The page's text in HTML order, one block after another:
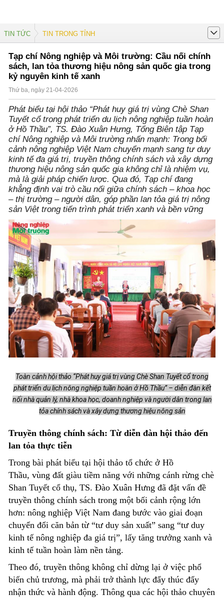
TIN TỨC TIN TRONG TỈNH
Tạp chí Nông nghiệp và Môi trường: Cầu nối chính
sách, lan tỏa thương hiệu nông sản quốc gia trong
kỷ nguyên kinh tế xanh
Thứ ba, ngày 21-04-2026
Phát biểu tại hội thảo “Phát huy giá trị vùng Chè Shan
Tuyết cổ trong phát triển du lịch nông nghiệp tuần hoàn
ở Hồ Thầu”, TS. Đào Xuân Hưng, Tổng Biên tập Tạp
chí Nông nghiệp và Môi trường nhấn mạnh: Trong bối
cảnh nông nghiệp Việt Nam chuyển mạnh sang tư duy
kinh tế đa giá trị, truyền thông chính sách và xây dựng
thương hiệu nông sản quốc gia không chỉ là nhiệm vụ,
mà là giải pháp chiến lược. Qua đó, Tạp chí đang
khẳng định vai trò cầu nối giữa chính sách – khoa học
– thị trường – người dân, góp phần lan tỏa giá trị nông
sản Việt trong tiến trình phát triển xanh và bền vững
Toàn cảnh hội thảo “Phát huy giá trị vùng Chè Shan Tuyết cổ trong
phát triển du lịch nông nghiệp tuần hoàn ở Hồ Thầu” – diễn đàn kết
nối nhà quản lý, nhà khoa học, doanh nghiệp và người dân trong lan
tỏa chính sách và xây dựng thương hiệu nông sản
Truyền thông chính sách: Từ diễn đàn hội thảo đến
lan tỏa thực tiễn
Trong bài phát biểu tại hội thảo tổ chức ở Hồ
Thầu, vùng đất giàu tiềm năng với những cánh rừng chè
Shan Tuyết cổ thụ, TS. Đào Xuân Hưng đã đặt vấn đề
truyền thông chính sách trong một bối cảnh rộng lớn
hơn: nông nghiệp Việt Nam đang bước vào giai đoạn
chuyển đổi căn bản từ “tư duy sản xuất” sang “tư duy
kinh tế nông nghiệp đa giá trị”, lấy tăng trưởng xanh và
kinh tế tuần hoàn làm nền tảng.
Theo đó, truyền thông không chỉ dừng lại ở việc phổ
biến chủ trương, mà phải trở thành lực đẩy thúc đẩy
nhận thức và hành động. Thông qua các hội thảo chuyên